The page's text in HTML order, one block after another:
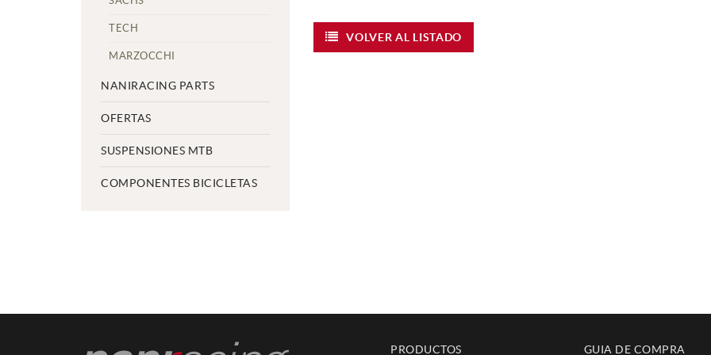
TECH
MARZOCCHI
NANIRACING PARTS
OFERTAS
SUSPENSIONES MTB
COMPONENTES BICICLETAS
VOLVER AL LISTADO
PRODUCTOS GUIA DE COMPRA